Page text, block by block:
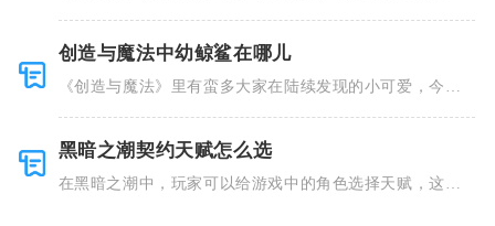
创造与魔法中幼鲸鲨在哪儿
《创造与魔法》里有蛮多大家在陆续发现的小可爱，今天
黑暗之潮契约天赋怎么选
在黑暗之潮中，玩家可以给游戏中的角色选择天赋，这些